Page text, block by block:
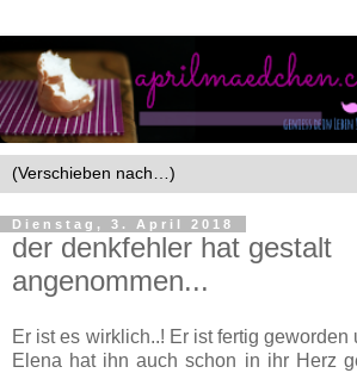
Dienstag, 3. April 2018
der denkfehler hat gestalt
angenommen...
Er ist es wirklich..! Er ist fertig
Elena hat ihn auch schon in ihr Herz